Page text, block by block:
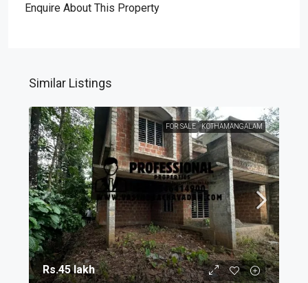
Enquire About This Property
Similar Listings
FOR SALE KOTHAMANGALAM
Rs.45 lakh